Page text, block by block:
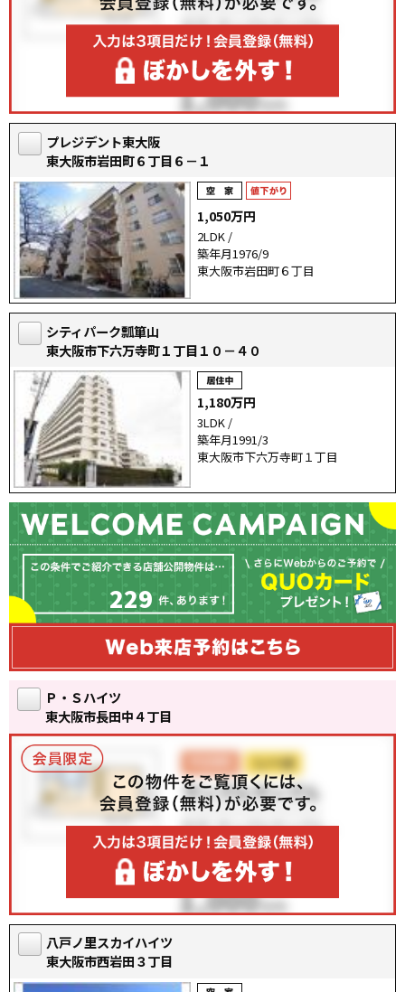
プレジデント東大阪
東大阪市岩田町６丁目６－１
1,050万円
2LDK /
築年月1976/9
東大阪市岩田町６丁目
シティパーク瓢箪山
東大阪市下六万寺町１丁目１０－４０
1,180万円
3LDK /
築年月1991/3
東大阪市下六万寺町１丁目
229
Ｐ・Ｓハイツ
東大阪市長田中４丁目
八戸ノ里スカイハイツ
東大阪市西岩田３丁目